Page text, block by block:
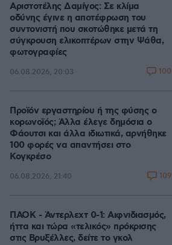
Αριστοτέλης Δαμίγος: Σε κλίμα
οδύνης έγινε η αποτέφρωση του
συντονιστή που σκοτώθηκε μετά τη
σύγκρουση ελικοπτέρων στην Ψάθα,
φωτογραφίες
06.08.2026, 20:03 100
Προϊόν εργαστηρίου ή της φύσης ο
κορωνοϊός; Άλλα έλεγε δημόσια ο
Φάουτσι και άλλα ιδιωτικά, αρνήθηκε
100 φορές να απαντήσει στο
Κογκρέσο
06.08.2026, 21:40 109
ΠΑΟΚ - Άντερλεχτ 0-1: Αιφνιδιασμός,
ήττα και τώρα «τελικός» πρόκρισης
στις Βρυξέλλες, δείτε το γκολ